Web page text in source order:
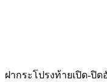
ฝากระโปรงท้ายเปิด-ปิ